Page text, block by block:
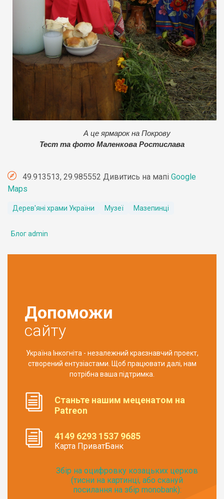
А це ярмарок на Покрову
Тест та фото Маленкова Ростислава
49.913513, 29.985552 Дивитись на мапі Google
Maps
Дерев'яні храми України Музеї Мазепинці
Блог admin
Допоможи
сайту
Україна Інкогніта - незалежний краєзнавчий проект,
створений ентузіастами. Щоб працювати далі, нам
потрібна ваша підтримка.
Станьте нашим меценатом на
Patreon
4149 6293 1537 9685
Карта ПриватБанк
Збір на оцифровку козацьких церков
(тисни на картинці, або скануй
посилання на збір monobank):